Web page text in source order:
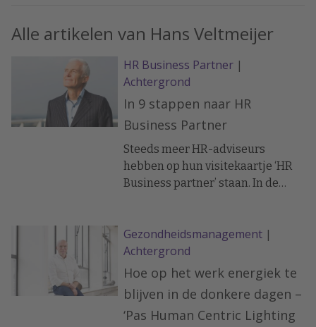
Alle artikelen van Hans Veltmeijer
HR Business Partner |
Achtergrond
In 9 stappen naar HR
Business Partner
Steeds meer HR-adviseurs
hebben op hun visitekaartje ‘HR
Business partner’ staan. In de
Boonstra, principal consultant van
de Human Capital Group en al
tien jaar docent van de
masterclass HR Business Partner
van HR Academy. Met een
stappenplan helpt hij HRM’ers op
Gezondheidsmanagement |
Achtergrond
Hoe op het werk energiek te
blijven in de donkere dagen –
‘Pas Human Centric Lighting